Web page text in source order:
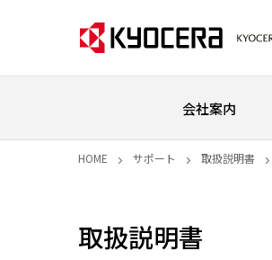
会社案内
HOME サポート 取扱説明書
取扱説明書